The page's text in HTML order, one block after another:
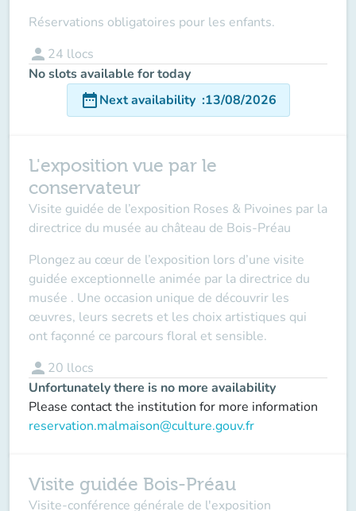
Réservations obligatoires pour les enfants.
person 24 llocs
No slots available for today
date_rangeNext availability :13/08/2026
L'exposition vue par le
conservateur
Visite guidée de l’exposition Roses & Pivoines par la
directrice du musée au château de Bois-Préau
Plongez au cœur de l’exposition lors d’une visite
guidée exceptionnelle animée par la directrice du
musée . Une occasion unique de découvrir les
œuvres, leurs secrets et les choix artistiques qui
ont façonné ce parcours floral et sensible.
person 20 llocs
Unfortunately there is no more availability
Please contact the institution for more information
reservation.malmaison@culture.gouv.fr
Visite guidée Bois-Préau
Visite-conférence générale de l'exposition